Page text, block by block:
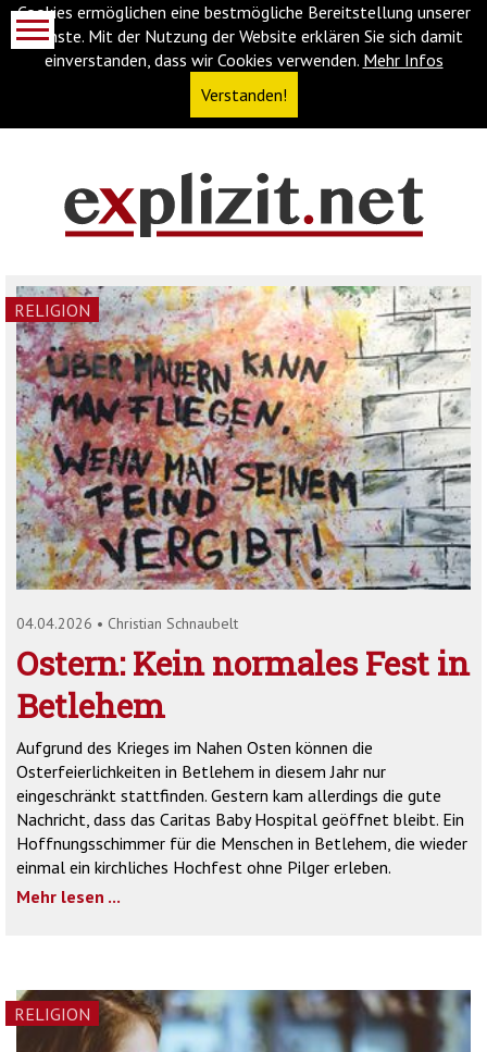
Cookies ermöglichen eine bestmögliche Bereitstellung unserer
Dienste. Mit der Nutzung der Website erklären Sie sich damit
einverstanden, dass wir Cookies verwenden. Mehr Infos
Verstanden!
(Accesskey
'1')Zur
Navigation
springen
(Accesskey
'3')Zur
Suche
springen
(Accesskey
'2')
RELIGION
04.04.2026 • Christian Schnaubelt
Ostern: Kein normales Fest in
Betlehem
Aufgrund des Krieges im Nahen Osten können die
Osterfeierlichkeiten in Betlehem in diesem Jahr nur
eingeschränkt stattfinden. Gestern kam allerdings die gute
Nachricht, dass das Caritas Baby Hospital geöffnet bleibt. Ein
Hoffnungsschimmer für die Menschen in Betlehem, die wieder
einmal ein kirchliches Hochfest ohne Pilger erleben.
Mehr lesen ...
RELIGION